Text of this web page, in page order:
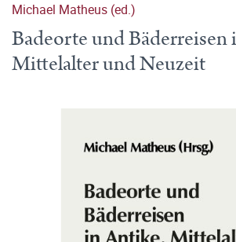
Michael Matheus (ed.)
Badeorte und
Mittelalter und Neuzeit